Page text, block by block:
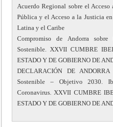
Acuerdo Regional sobre el
Pública y el Acceso a la Justicia
Latina y el Caribe
Compromiso de Andorra
Sostenible. XXVII CUMBRE
ESTADO Y DE GOBIERNO DE
DECLARACIÓN DE
Sostenible – Objetivo 2030.
Coronavirus. XXVII CUMBRE
ESTADO Y DE GOBIERNO DE